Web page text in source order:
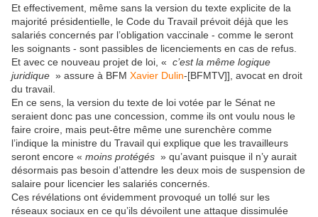
Et effectivement, même sans la version du texte explicite de la
majorité présidentielle, le Code du Travail prévoit déjà que les
salariés concernés par l’obligation vaccinale - comme le seront
les soignants - sont passibles de licenciements en cas de refus.
Et avec ce nouveau projet de loi, « c’est la même logique
juridique » assure à BFM Xavier Dulin-[BFMTV]], avocat en droit
du travail.
En ce sens, la version du texte de loi votée par le Sénat ne
seraient donc pas une concession, comme ils ont voulu nous le
faire croire, mais peut-être même une surenchère comme
l’indique la ministre du Travail qui explique que les travailleurs
seront encore « moins protégés » qu’avant puisque il n’y aurait
désormais pas besoin d’attendre les deux mois de suspension de
salaire pour licencier les salariés concernés.
Ces révélations ont évidemment provoqué un tollé sur les
réseaux sociaux en ce qu’ils dévoilent une attaque dissimulée